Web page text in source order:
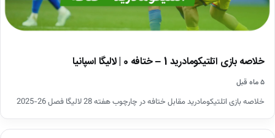
خلاصه بازی اتلتیکومادرید 1 – ختافه 0 | لالیگا اسپانیا
۵ ماه قبل
خلاصه بازی اتلتیکومادرید مقابل ختافه در چارچوب هفته 28 لالیگا فصل 26-2025